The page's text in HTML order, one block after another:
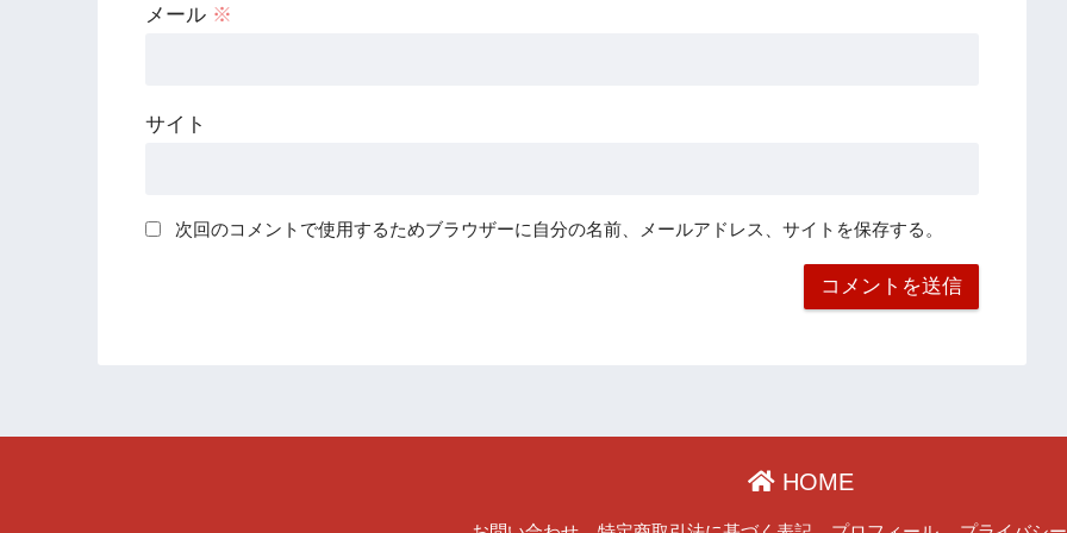
メール ※
サイト
次回のコメントで使用するためブラウザーに自分の名前、メールアドレス、サイトを保存する。
HOME